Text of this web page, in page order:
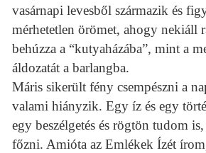
vasárnapi levesből származik és
mérhetetlen örömet, ahogy nekiáll
behúzza a “kutyaházába”, mint a
áldozatát a barlangba.
Máris sikerült fény csempészni a
valami hiányzik. Egy íz és egy
egy beszélgetés és rögtön tudom
főzni. Amióta az Emlékek Ízét